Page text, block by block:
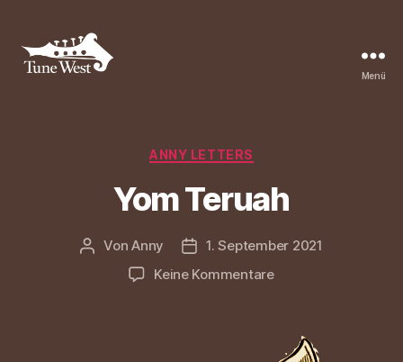
Menü
Kategorien
ANNY LETTERS
Yom Teruah
Beitragsautor
VonAnny Beitragsdatum
1. September 2021
Keine Kommentarezu